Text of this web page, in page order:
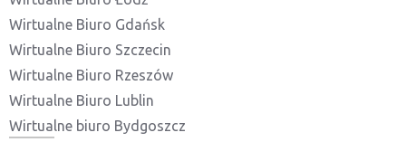
Wirtualne Biuro Gdańsk
Wirtualne Biuro Szczecin
Wirtualne Biuro Rzeszów
Wirtualne Biuro Lublin
Wirtualne biuro Bydgoszcz